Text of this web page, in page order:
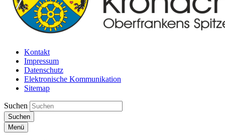
Kontakt
Impressum
Datenschutz
Elektronische Kommunikation
Sitemap
Suchen
Suchen
Menü